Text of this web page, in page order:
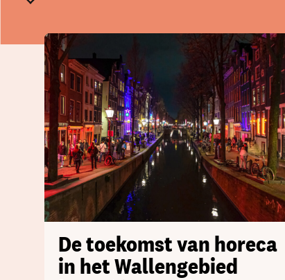
De toekomst van horeca
in het Wallengebied